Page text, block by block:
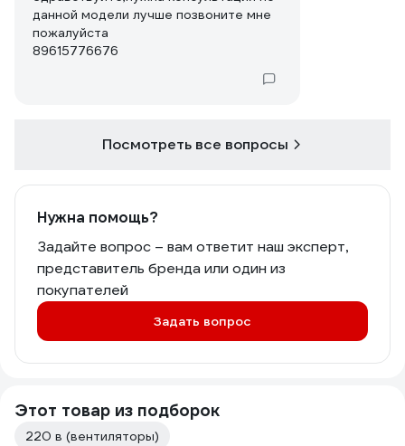
данной модели лучше позвоните мне
пожалуйста
89615776676
Посмотреть все вопросы
Нужна помощь?
Задайте вопрос – вам ответит наш эксперт,
представитель бренда или один из
покупателей
Задать вопрос
Этот товар из подборок
220 в (вентиляторы)